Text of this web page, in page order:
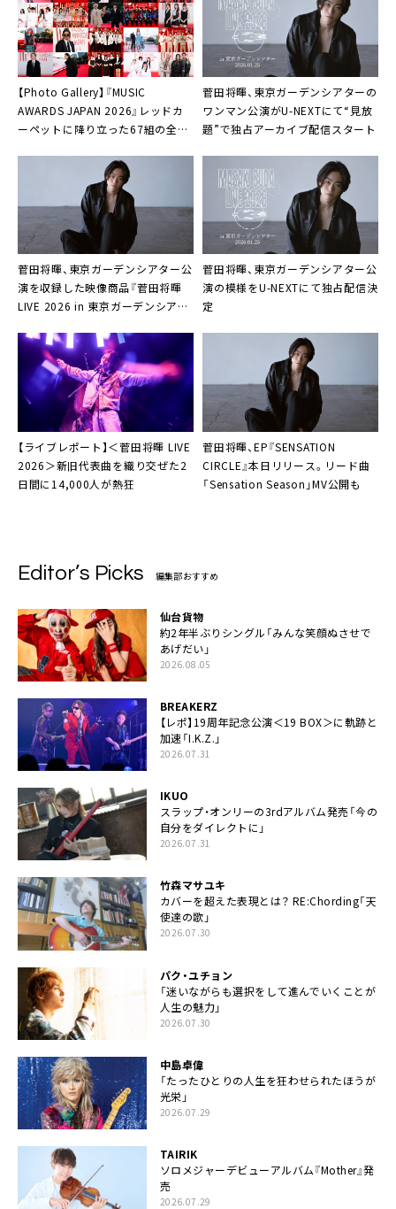
【Photo Gallery】『MUSIC
AWARDS JAPAN 2026』レッドカ
ーペットに降り立った67組の全画
菅田将暉、東京ガーデンシアターの
ワンマン公演がU-NEXTにて“見放
題”で独占アーカイブ配信スタート
菅田将暉、東京ガーデンシアター公
演を収録した映像商品『菅田将暉
LIVE 2026 in 東京ガーデンシアタ
菅田将暉、東京ガーデンシアター公
演の模様をU-NEXTにて独占配信決
定
【ライブレポート】＜菅田将暉 LIVE
2026＞新旧代表曲を織り交ぜた2
日間に14,000人が熱狂
菅田将暉、EP『SENSATION
CIRCLE』本日リリース。リード曲
「Sensation Season」MV公開も
Editor’s Picks 編集部おすすめ
仙台貨物
約2年半ぶりシングル「みんな笑顔ぬさせで
あげだい」
2026.08.05
BREAKERZ
【レポ】19周年記念公演＜19 BOX＞に軌跡と
加速「I.K.Z.」
2026.07.31
IKUO
スラップ・オンリーの3rdアルバム発売「今の
自分をダイレクトに」
2026.07.31
竹森マサユキ
カバーを超えた表現とは？ RE:Chording「天
使達の歌」
2026.07.30
パク・ユチョン
「迷いながらも選択をして進んでいくことが
人生の魅力」
2026.07.30
中島卓偉
「たったひとりの人生を狂わせられたほうが
光栄」
2026.07.29
TAIRIK
ソロメジャーデビューアルバム『Mother』発
売
2026.07.29